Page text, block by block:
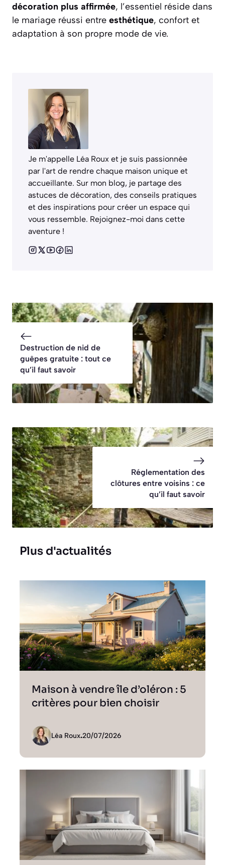
décoration plus affirmée, l’essentiel réside dans
le mariage réussi entre esthétique, confort et
adaptation à son propre mode de vie.
Je m'appelle Léa Roux et je suis passionnée
par l'art de rendre chaque maison unique et
accueillante. Sur mon blog, je partage des
astuces de décoration, des conseils pratiques
et des inspirations pour créer un espace qui
vous ressemble. Rejoignez-moi dans cette
aventure !
Destruction de nid de
guêpes gratuite : tout ce
qu’il faut savoir
Réglementation des
clôtures entre voisins : ce
qu’il faut savoir
Plus d'actualités
Maison à vendre île d’oléron : 5
critères pour bien choisir
Léa Roux.20/07/2026